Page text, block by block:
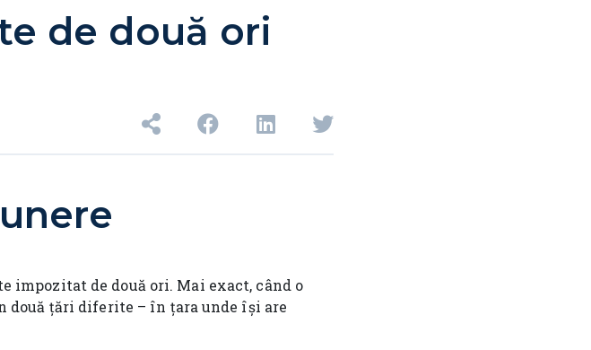
de două ori
impozitat de două ori. Mai exact, când o
două țări diferite – în țara unde își are